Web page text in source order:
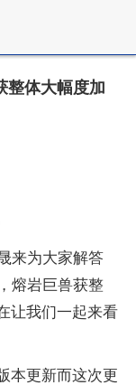
整体大幅度加
来为大家解答
熔岩巨兽获整
让我们一起来看
本更新而这次更